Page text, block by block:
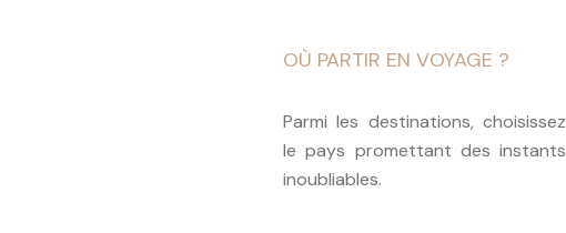
OÙ PARTIR EN VOYAGE ?
Parmi les destinations, choisissez
le pays promettant des instants
inoubliables.